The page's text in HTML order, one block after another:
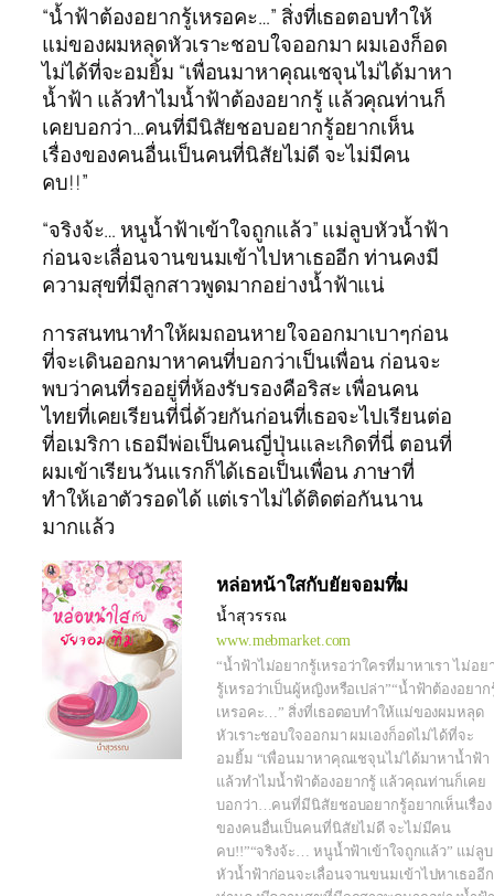
“น้ำฟ้าต้องอยากรู้เหรอคะ…” สิ่งที่เธอตอบทำให้
แม่ของผมหลุดหัวเราะชอบใจออกมา ผมเองก็อด
ไม่ได้ที่จะอมยิ้ม “เพื่อนมาหาคุณเชจุนไม่ได้มาหา
น้ำฟ้า แล้วทำไมน้ำฟ้าต้องอยากรู้ แล้วคุณท่านก็
เคยบอกว่า…คนที่มีนิสัยชอบอยากรู้อยากเห็น
เรื่องของคนอื่นเป็นคนที่นิสัยไม่ดี จะไม่มีคน
คบ!!”
“จริงจ้ะ… หนูน้ำฟ้าเข้าใจถูกแล้ว” แม่ลูบหัวน้ำฟ้า
ก่อนจะเลื่อนจานขนมเข้าไปหาเธออีก ท่านคงมี
ความสุขที่มีลูกสาวพูดมากอย่างน้ำฟ้าแน่
การสนทนาทำให้ผมถอนหายใจออกมาเบาๆก่อน
ที่จะเดินออกมาหาคนที่บอกว่าเป็นเพื่อน ก่อนจะ
พบว่าคนที่รออยู่ที่ห้องรับรองคือริสะ เพื่อนคน
ไทยที่เคยเรียนที่นี่ด้วยกันก่อนที่เธอจะไปเรียนต่อ
ที่อเมริกา เธอมีพ่อเป็นคนญี่ปุ่นและเกิดที่นี่ ตอนที่
ผมเข้าเรียนวันแรกก็ได้เธอเป็นเพื่อน ภาษาที่
ทำให้เอาตัวรอดได้ แต่เราไม่ได้ติดต่อกันนาน
มากแล้ว
หล่อหน้าใสกับยัยจอมทึ่ม
น้ำสุวรรณ
www.mebmarket.com
“น้ำฟ้าไม่อยากรู้เหรอว่าใครที่มาหาเรา ไม่อย
รู้เหรอว่าเป็นผู้หญิงหรือเปล่า”“น้ำฟ้าต้องอยาก
เหรอคะ…” สิ่งที่เธอตอบทำให้แม่ของผมหลุด
หัวเราะชอบใจออกมา ผมเองก็อดไม่ได้ที่จะ
อมยิ้ม “เพื่อนมาหาคุณเชจุนไม่ได้มาหาน้ำฟ้า
แล้วทำไมน้ำฟ้าต้องอยากรู้ แล้วคุณท่านก็เคย
บอกว่า…คนที่มีนิสัยชอบอยากรู้อยากเห็นเรื่อง
ของคนอื่นเป็นคนที่นิสัยไม่ดี จะไม่มีคน
คบ!!”“จริงจ้ะ… หนูน้ำฟ้าเข้าใจถูกแล้ว” แม่ลูบ
หัวน้ำฟ้าก่อนจะเลื่อนจานขนมเข้าไปหาเธออีก